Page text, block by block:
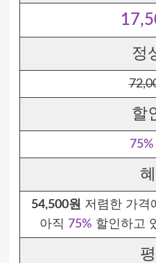
정
할
54,500원 저렴한 가격
아직 75% 할인하고